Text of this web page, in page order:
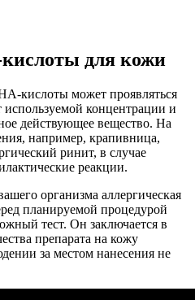
для кожи
кислоты может проявляться
используемой концентрации и
действующее вещество. На
например, крапивница,
ринит, в случае
реакции.
организма аллергическая
планируемой процедурой
тест. Он заключается в
препарата на кожу
за местом нанесения не